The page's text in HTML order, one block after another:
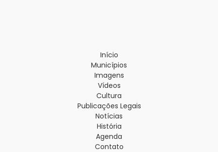
Início
Municípios
Imagens
Vídeos
Cultura
Publicações Legais
Notícias
História
Agenda
Contato